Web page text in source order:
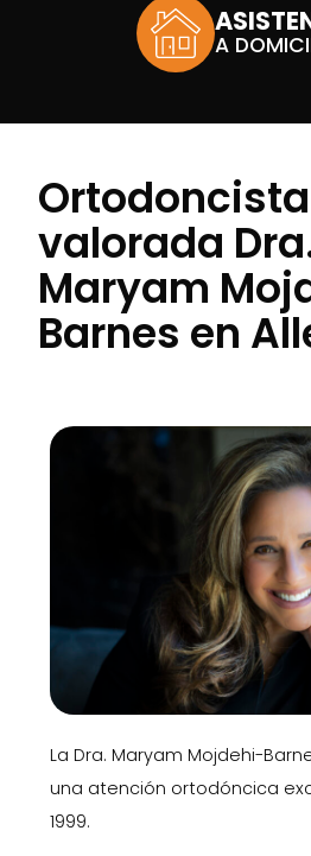
A
valorada
Maryam
Barnes en
La Dra. Maryam Mojdehi-
una atención ortodóncica
1999.